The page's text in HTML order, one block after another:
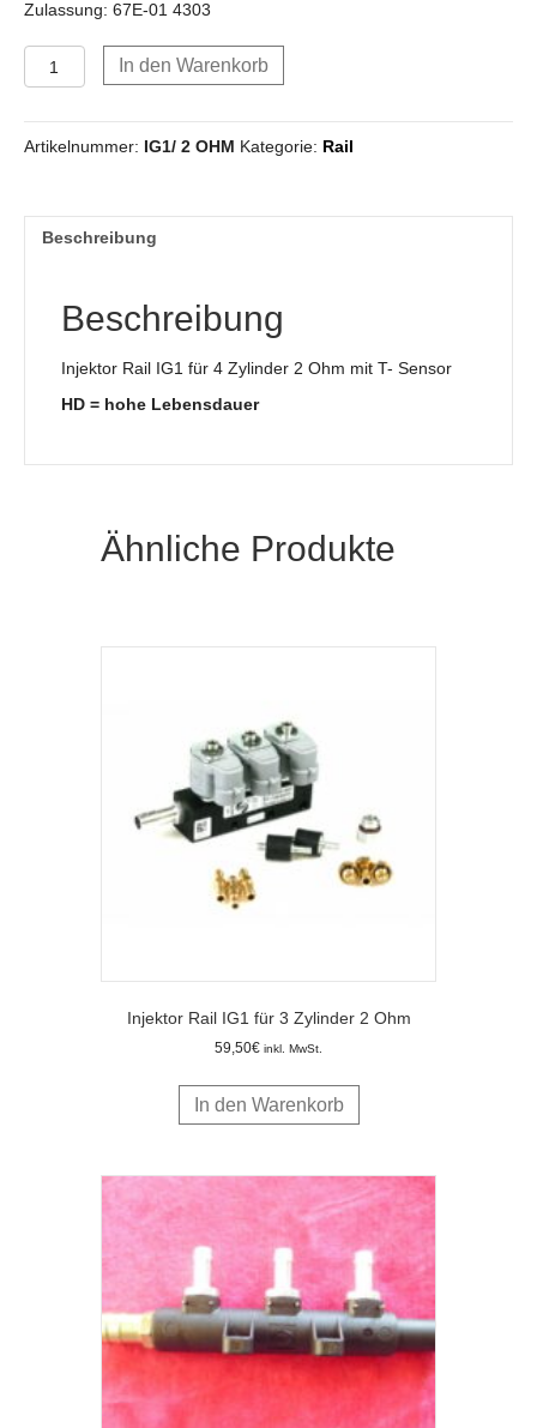
Zulassung: 67E-01 4303
Injektor
Rail
für
4
mit
Menge
In den Warenkorb
Artikelnummer: IG1/ 2 OHM Kategorie: Rail
Beschreibung
Beschreibung
Injektor Rail IG1 für 4 Zylinder 2 Ohm mit T- Sensor
HD = hohe Lebensdauer
Ähnliche Produkte
Injektor Rail IG1 für 3 Zylinder 2 Ohm
59,50€ inkl. MwSt.
In den Warenkorb